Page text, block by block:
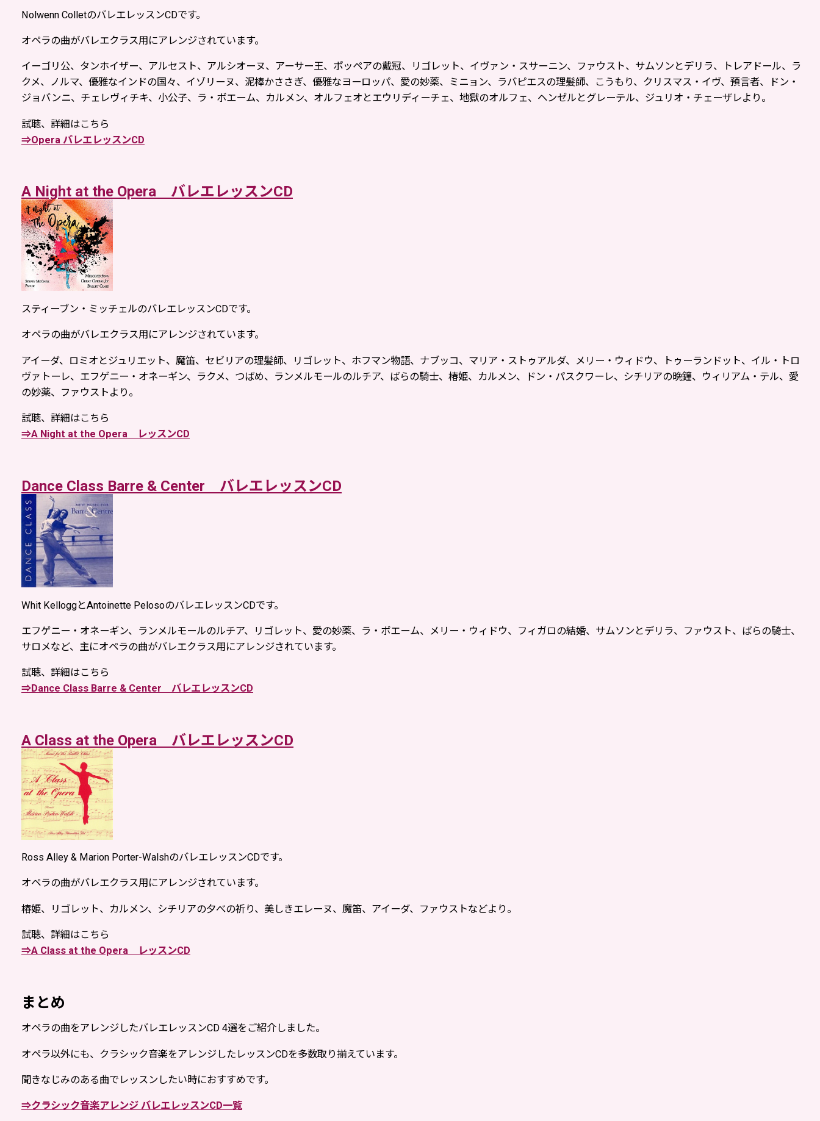
Nolwenn ColletのバレエレッスンCDです。
オペラの曲がバレエクラス用にアレンジされています。
イーゴリ公、タンホイザー、アルセスト、アルシオーヌ、アーサー王、ポッペアの戴冠、リゴレット、イヴァン・スサーニン、ファウスト、サムソンとデリラ、トレアドール、ラ
クメ、ノルマ、優雅なインドの国々、イゾリーヌ、泥棒かささぎ、優雅なヨーロッパ、愛の妙薬、ミニョン、​ラバピエスの理髪師、こうもり、クリスマス・イヴ、預言者、ドン・
ジョバンニ、チェレヴィチキ、小公子、ラ・ボエーム、カルメン、オルフェオとエウリディーチェ、地獄のオルフェ、ヘンゼルとグレーテル、ジュリオ・チェーザレより。
試聴、詳細はこちら
⇒Opera バレエレッスンCD
A Night at the Opera バレエレッスンCD
スティーブン・ミッチェルのバレエレッスンCDです。
オペラの曲がバレエクラス用にアレンジされています。
アイーダ、ロミオとジュリエット、魔笛、セビリアの理髪師、リゴレット、ホフマン物語、ナブッコ、マリア・ストゥアルダ、メリー・ウィドウ、トゥーランドット、イル・トロ
ヴァトーレ、エフゲニー・オネーギン、ラクメ、つばめ、ランメルモールのルチア、ばらの騎士、椿姫、カルメン、ドン・パスクワーレ、シチリアの晩鐘、ウィリアム・テル、愛
の妙薬、ファウストより。
試聴、詳細はこちら
⇒A Night at the Opera レッスンCD
Dance Class Barre & Center バレエレッスンCD
Whit KelloggとAntoinette PelosoのバレエレッスンCDです。
エフゲニー・オネーギン、ランメルモールのルチア、リゴレット、愛の妙薬、ラ・ボエーム、メリー・ウィドウ、フィガロの結婚、サムソンとデリラ、ファウスト、ばらの騎士、
サロメなど、主にオペラの曲がバレエクラス用にアレンジされています。
試聴、詳細はこちら
⇒Dance Class Barre & Center バレエレッスンCD
A Class at the Opera バレエレッスンCD
Ross Alley & Marion Porter-WalshのバレエレッスンCDです。
オペラの曲がバレエクラス用にアレンジされています。
椿姫、リゴレット、カルメン、シチリアの夕べの祈り、美しきエレーヌ、魔笛、アイーダ、ファウストなどより。
試聴、詳細はこちら
⇒A Class at the Opera レッスンCD
まとめ
オペラの曲をアレンジしたバレエレッスンCD 4選をご紹介しました。
オペラ以外にも、クラシック音楽をアレンジしたレッスンCDを多数取り揃えています。
聞きなじみのある曲でレッスンしたい時におすすめです。
⇒クラシック音楽アレンジ バレエレッスンCD一覧